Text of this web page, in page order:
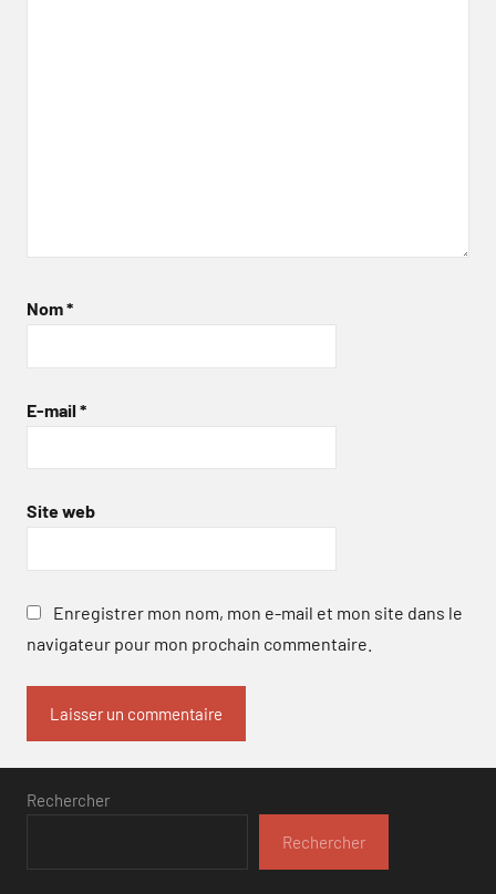
Nom*
E-mail *
Site web
Enregistrer mon nom, mon e-mail et mon site dans le
navigateur pour mon prochain commentaire.
Rechercher
Rechercher